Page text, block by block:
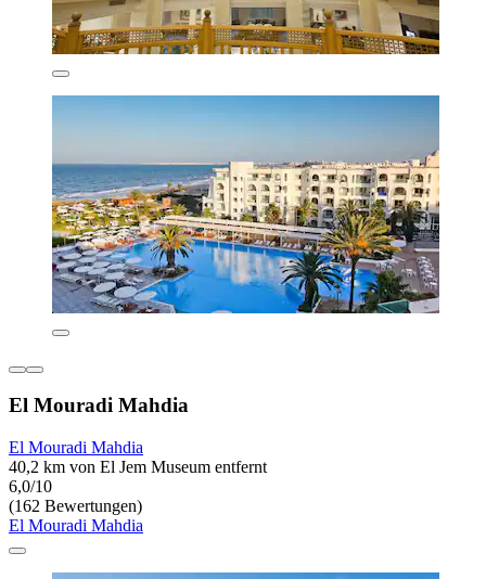
El Mouradi Mahdia
El Mouradi Mahdia
40,2 km von El Jem Museum entfernt
6,0/10
(162 Bewertungen)
El Mouradi Mahdia